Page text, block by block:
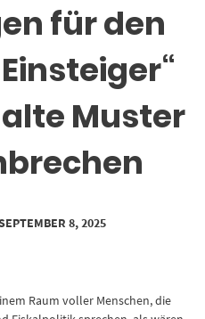
für den
Muster
8, 2025
Raum voller Menschen, die